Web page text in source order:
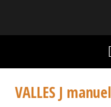
VALLES J manuel